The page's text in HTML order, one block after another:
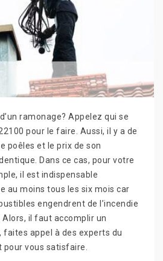
ramonage? Appelez qui se
pour le faire. Aussi, il y a de
poêles et le prix de son
Dans ce cas, pour votre
il est indispensable
au moins tous les six mois car
engendrent de l’incendie
Alors, il faut accomplir un
faites appel à des experts du
vous satisfaire.